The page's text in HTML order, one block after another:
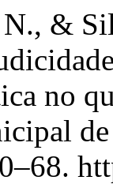
&
no